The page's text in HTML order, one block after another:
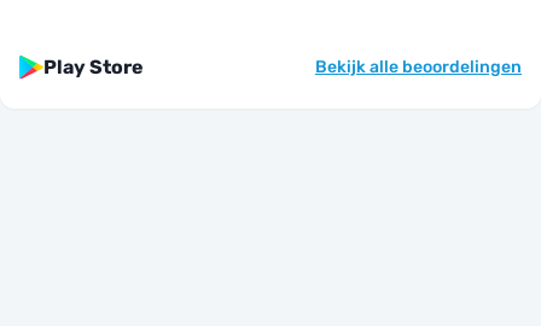
Play Store Bekijk alle beoordelingen